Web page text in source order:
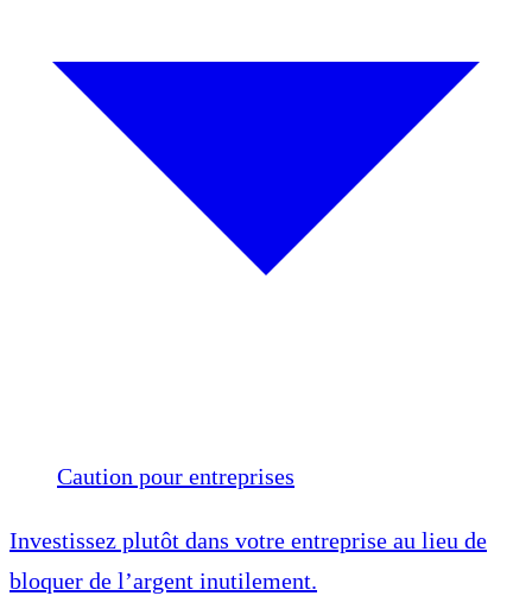
Caution pour entreprises
Investissez plutôt dans votre entreprise au lieu de
bloquer de l’argent inutilement.